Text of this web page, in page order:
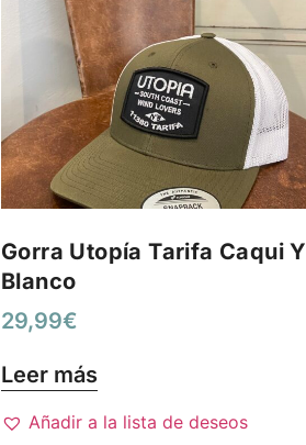
Gorra Utopía Tarifa Caqui Y
Blanco
29,99€
Leer más
Añadir a la lista de deseos